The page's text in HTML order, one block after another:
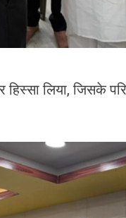
लिया, जिसके